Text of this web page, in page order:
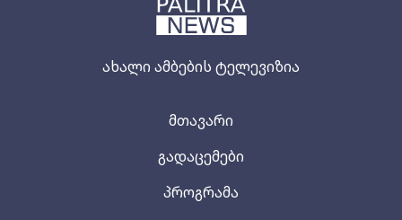
ახალი ამბების ტელევიზია
მთავარი
გადაცემები
პროგრამა